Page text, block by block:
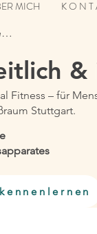
MICH K O N T
Punkte ansehen
Fitness – für
Stuttgart.